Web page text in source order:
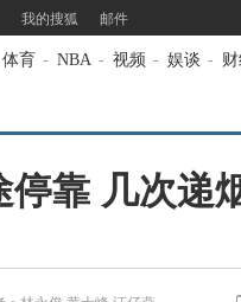
我的搜狐 邮件
体育 - NBA - 视频 - 娱谈 -
停靠 几次递